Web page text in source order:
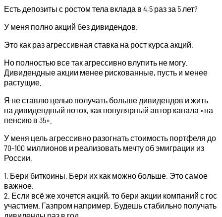
Есть депозиты с ростом тела вклада в 4,5 раз за 5 лет?
У меня полно акций без дивидендов.
Это как раз агрессивная ставка на рост курса акций.
Но полностью все так агрессивно влупить не могу.
Дивидендные акции менее рискованные, пусть и менее
растущие.
Я не ставлю целью получать больше дивидендов и жить
на дивидендный поток, как популярный автор канала «на
пенсию в 35».
У меня цель агрессивно разогнать стоимость портфеля до
70-100 миллионов и реализовать мечту об эмиграции из
России.
1. Бери биткоины. Бери их как можно больше. Это самое
важное.
2. Если всё же хочется акций, то бери акции компаний с гос
участием. Газпром например. Будешь стабильно получать